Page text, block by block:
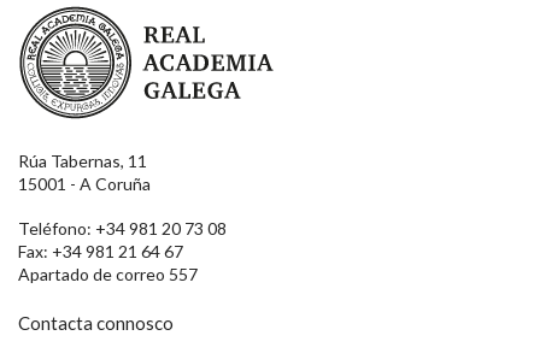
Real Academia Galega
Rúa Tabernas, 11
15001 - A Coruña
Teléfono: +34 981 20 73 08
Fax: +34 981 21 64 67
Apartado de correo 557
Contacta connosco